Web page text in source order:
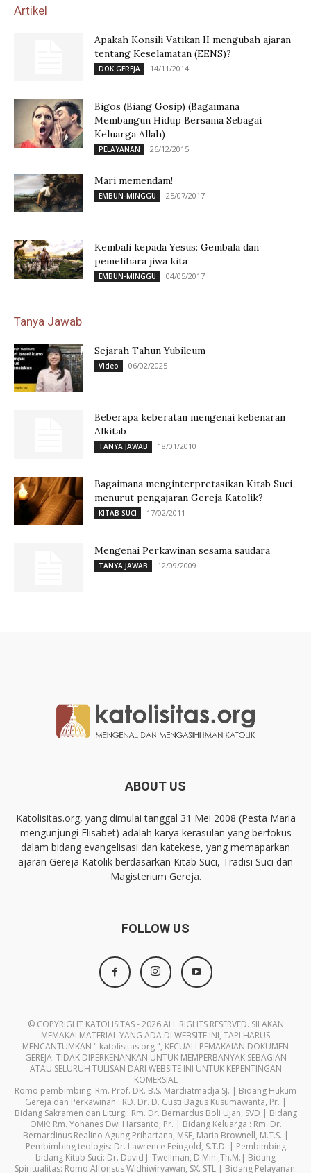
Artikel
Apakah Konsili Vatikan II mengubah ajaran
tentang Keselamatan (EENS)?
DOK GEREJA 14/11/2014
Bigos (Biang Gosip) (Bagaimana
Membangun Hidup Bersama Sebagai
Keluarga Allah)
PELAYANAN 26/12/2015
Mari memendam!
EMBUN-MINGGU 25/07/2017
Kembali kepada Yesus: Gembala dan
pemelihara jiwa kita
EMBUN-MINGGU 04/05/2017
Tanya Jawab
Sejarah Tahun Yubileum
Video 06/02/2025
Beberapa keberatan mengenai kebenaran
Alkitab
TANYA JAWAB 18/01/2010
Bagaimana menginterpretasikan Kitab Suci
menurut pengajaran Gereja Katolik?
KITAB SUCI 17/02/2011
Mengenai Perkawinan sesama saudara
TANYA JAWAB 12/09/2009
ABOUT US
Katolisitas.org, yang dimulai tanggal 31 Mei 2008 (Pesta Maria
mengunjungi Elisabet) adalah karya kerasulan yang berfokus
dalam bidang evangelisasi dan katekese, yang memaparkan
ajaran Gereja Katolik berdasarkan Kitab Suci, Tradisi Suci dan
Magisterium Gereja.
FOLLOW US
© COPYRIGHT KATOLISITAS - 2026 ALL RIGHTS RESERVED. SILAKAN
MEMAKAI MATERIAL YANG ADA DI WEBSITE INI, TAPI HARUS
MENCANTUMKAN " katolisitas.org ", KECUALI PEMAKAIAN DOKUMEN
GEREJA. TIDAK DIPERKENANKAN UNTUK MEMPERBANYAK SEBAGIAN
ATAU SELURUH TULISAN DARI WEBSITE INI UNTUK KEPENTINGAN
KOMERSIAL
Romo pembimbing: Rm. Prof. DR. B.S. Mardiatmadja SJ. | Bidang Hukum
Gereja dan Perkawinan : RD. Dr. D. Gusti Bagus Kusumawanta, Pr. |
Bidang Sakramen dan Liturgi: Rm. Dr. Bernardus Boli Ujan, SVD | Bidang
OMK: Rm. Yohanes Dwi Harsanto, Pr. | Bidang Keluarga : Rm. Dr.
Bernardinus Realino Agung Prihartana, MSF, Maria Brownell, M.T.S. |
Pembimbing teologis: Dr. Lawrence Feingold, S.T.D. | Pembimbing
bidang Kitab Suci: Dr. David J. Twellman, D.Min.,Th.M.| Bidang
Spiritualitas: Romo Alfonsus Widhiwiryawan, SX. STL | Bidang Pelayanan: